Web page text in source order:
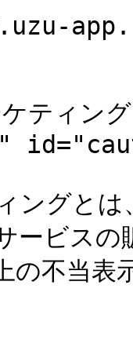
ティン
ングと
ービス
の不当